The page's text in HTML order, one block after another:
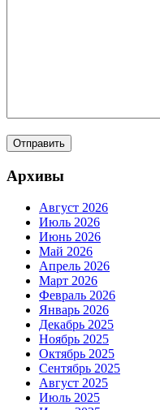
Архивы
Август 2026
Июль 2026
Июнь 2026
Май 2026
Апрель 2026
Март 2026
Февраль 2026
Январь 2026
Декабрь 2025
Ноябрь 2025
Октябрь 2025
Сентябрь 2025
Август 2025
Июль 2025